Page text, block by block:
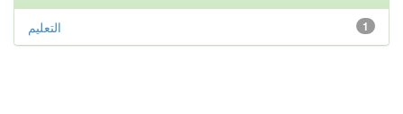
1 التعليم